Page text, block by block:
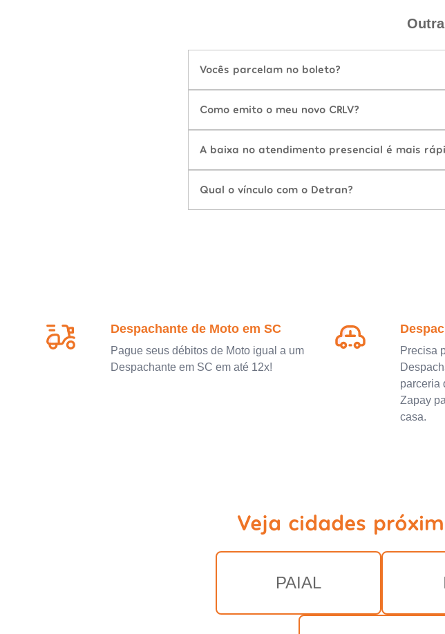
Vocês parcelam no boleto?
Como emito o meu novo CRLV?
A baixa no atendimento presencial é mais
Qual o vínculo com o Detran?
Despachante de Moto em SC
Pague seus débitos de Moto igual a um
Despachante em SC em até 12x!
Precisa
parceria
Zapay
casa.
Veja cidades
PAIAL